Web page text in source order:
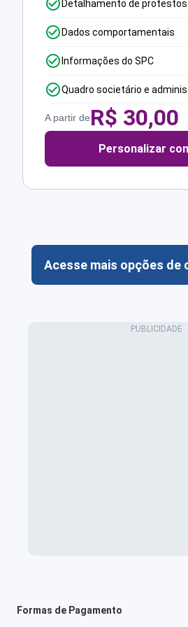
Detalhamento de protestos
Dados comportamentais
Informações do SPC
Quadro societário e
A partir deR$ 30,00
Personalizar
Acesse mais opções de
Formas de Pagamento